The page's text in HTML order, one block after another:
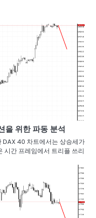
을 위한 파동 분석
DAX 40 차트에서는 상승세가
시간 프레임에서 트리플 쓰리